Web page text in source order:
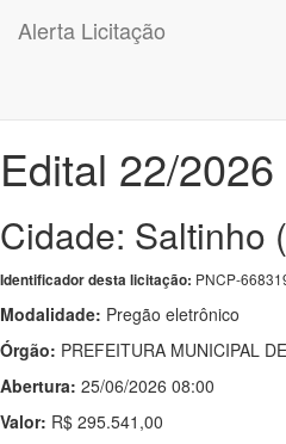
Alerta Licitação
Edital 22/2026
Cidade: Saltinho
Identificador desta licitação: PNCP-
Modalidade: Pregão eletrônico
Órgão: PREFEITURA MUNICIPAL
Abertura: 25/06/2026 08:00
Valor: R$ 295.541,00